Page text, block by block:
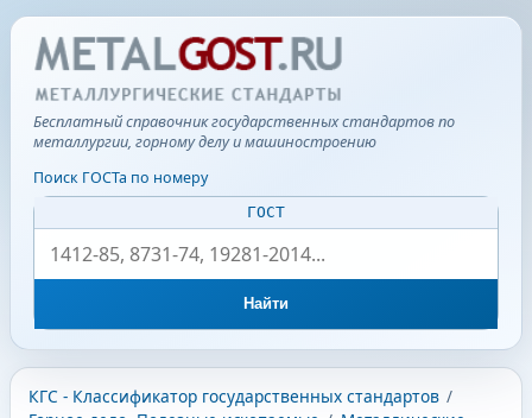
Бесплатный справочник государственных стандартов по
металлургии, горному делу и машиностроению
Поиск ГОСТа по номеру
ГОСТ
Найти
КГС - Классификатор государственных стандартов /